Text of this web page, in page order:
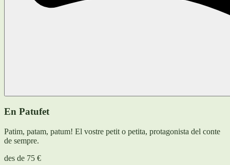
En Patufet
Patim, patam, patum! El vostre petit o petita, protagonista del conte
de sempre.
des de 75 €